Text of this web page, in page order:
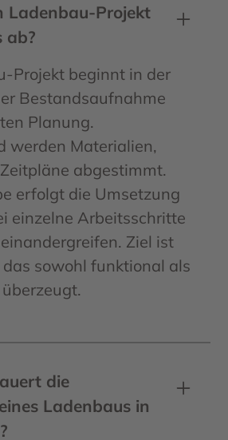
Ladenbau-Projekt
ab?
Projekt beginnt in der
Bestandsaufnahme
Planung.
werden Materialien,
abgestimmt.
erfolgt die Umsetzung
einzelne Arbeitsschritte
Ziel ist
das sowohl funktional als
die
Ladenbaus in